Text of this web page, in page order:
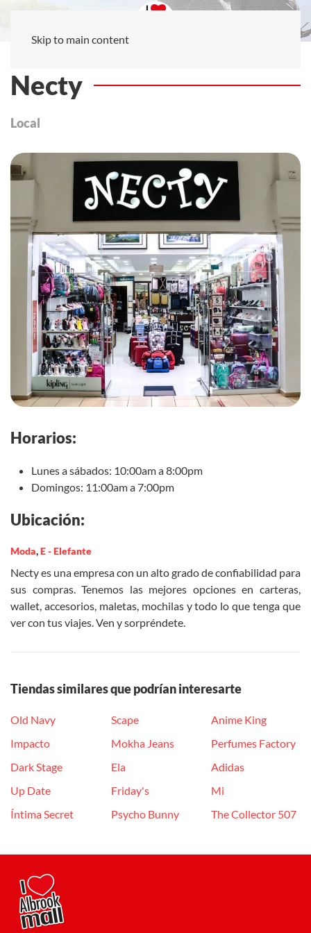
Skip to main content
Necty
Local
Horarios:
Lunes a sábados: 10:00am a 8:00pm
Domingos: 11:00am a 7:00pm
Ubicación:
Moda,E - Elefante
Necty es una empresa con un alto grado de confiabilidad para
sus compras. Tenemos las mejores opciones en carteras,
wallet, accesorios, maletas, mochilas y todo lo que tenga que
ver con tus viajes. Ven y sorpréndete.
Tiendas similares que podrían interesarte
Old Navy
Impacto
Dark Stage
Up Date
Íntima Secret
Scape
Mokha Jeans
Ela
Friday's
Psycho Bunny
Anime King
Perfumes Factory
Adidas
Mi
The Collector 507